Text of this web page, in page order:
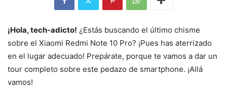
¡Hola, tech-adicto! ¿Estás buscando el último chisme
sobre el Xiaomi Redmi Note 10 Pro? ¡Pues has aterrizado
en el lugar adecuado! Prepárate, porque te vamos a dar un
tour completo sobre este pedazo de smartphone. ¡Allá
vamos!